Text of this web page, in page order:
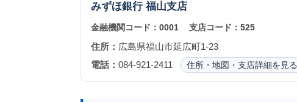
みずほ銀行 福山支店
金融機関コード： 0001 支店コード： 525
住所： 広島県福山市延広町1-23
電話： 084-921-2411 住所・地図・支店詳細を見る